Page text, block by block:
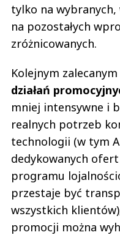
tylko na
na pozostałych
zróżnicowanych.
Kolejnym
działań
mniej intensywne i
realnych potrzeb
technologii (w tym
dedykowanych
programu
przestaje być
wszystkich
promocji można